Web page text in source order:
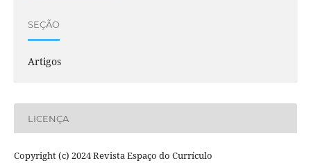
SEÇÃO
Artigos
LICENÇA
Copyright (c) 2024 Revista Espaço do Currículo